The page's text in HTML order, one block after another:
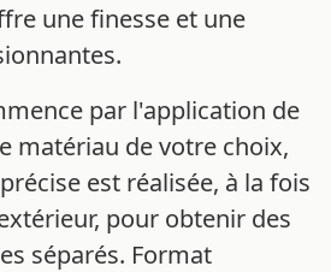
une finesse et une
par l'application de
matériau de votre choix,
est réalisée, à la fois
pour obtenir des
séparés. Format